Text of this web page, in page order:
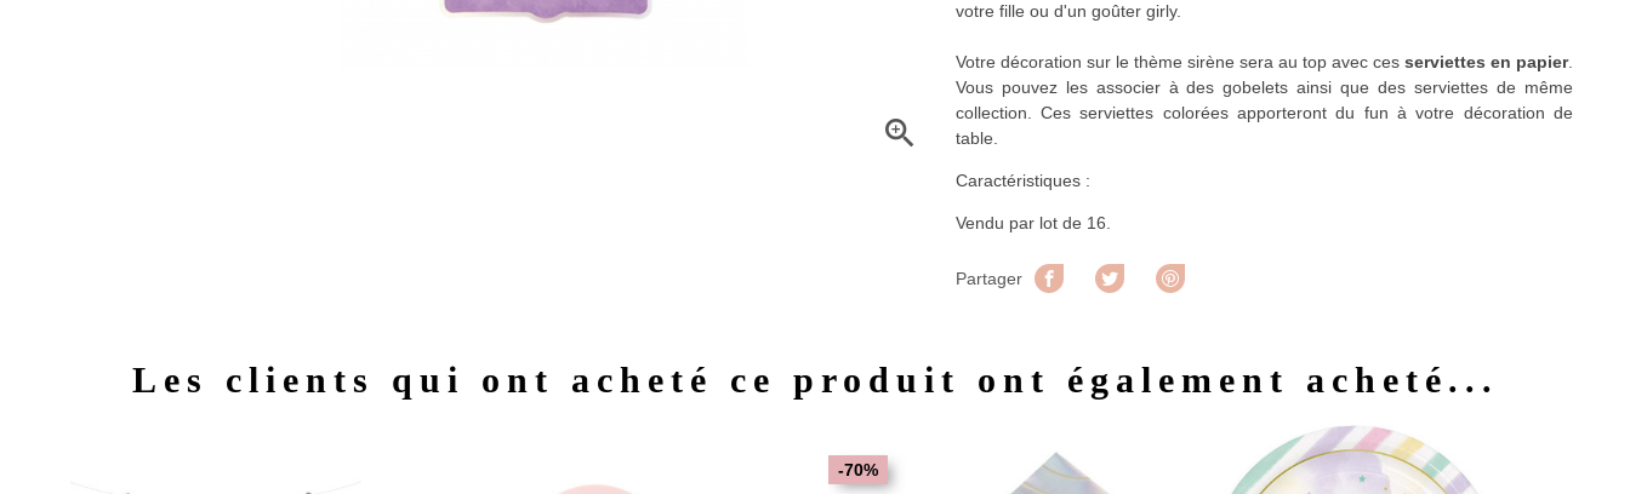

votre fille ou d'un goûter girly.
Votre décoration sur le thème sirène sera au top avec ces serviettes en papier.
Vous pouvez les associer à des gobelets ainsi que des serviettes de même
collection. Ces serviettes colorées apporteront du fun à votre décoration de
table.
Caractéristiques :
Vendu par lot de 16.
Partager Partager Tweet
Les clients qui ont acheté ce produit ont également acheté...
Aperçu rapide
-70% Aperçu rapide